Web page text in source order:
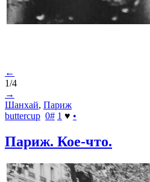
←
1/4
→
Шанхай, Париж
buttercup 0# 1 ♥ •
Париж. Кое-что.